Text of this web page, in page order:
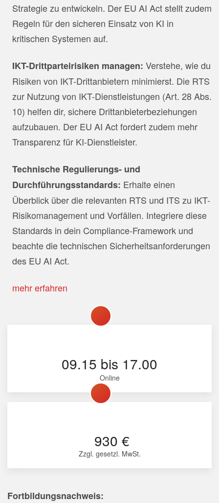
Strategie zu entwickeln. Der EU AI Act stellt zudem
Regeln für den sicheren Einsatz von KI in
kritischen Systemen auf.
IKT-Drittparteirisiken managen: Verstehe, wie du
Risiken von IKT-Drittanbietern minimierst. Die RTS
zur Nutzung von IKT-Dienstleistungen (Art. 28 Abs.
10) helfen dir, sichere Drittanbieterbeziehungen
aufzubauen. Der EU AI Act fordert zudem mehr
Transparenz für KI-Dienstleister.
Technische Regulierungs- und
Durchführungsstandards: Erhalte einen
Überblick über die relevanten RTS und ITS zu IKT-
Risikomanagement und Vorfällen. Integriere diese
Standards in dein Compliance-Framework und
beachte die technischen Sicherheitsanforderungen
des EU AI Act.
mehr erfahren
09.15 bis 17.00
Online
930 €
Zzgl. gesetzl. MwSt.
Fortbildungsnachweis: